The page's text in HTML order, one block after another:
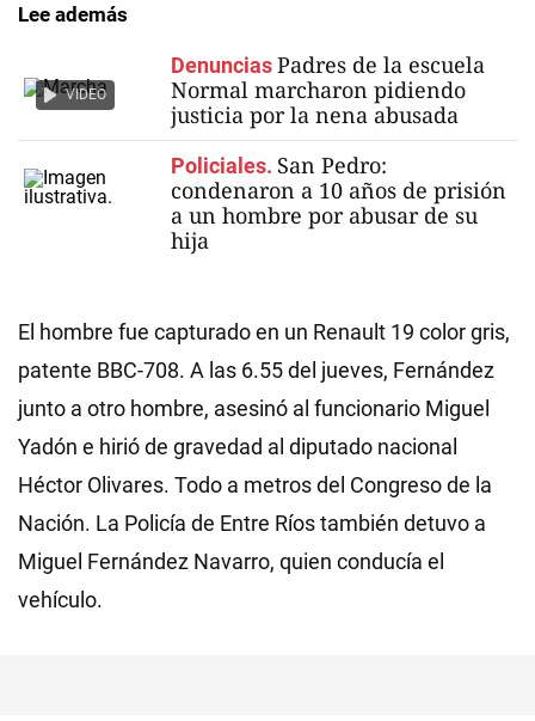
Lee además
VIDEO
DenunciasPadres de la escuela
Normal marcharon pidiendo
justicia por la nena abusada
Policiales. San Pedro:
condenaron a 10 años de prisión
a un hombre por abusar de su
hija
El hombre fue capturado en un Renault 19 color gris,
patente BBC-708. A las 6.55 del jueves, Fernández
junto a otro hombre, asesinó al funcionario Miguel
Yadón e hirió de gravedad al diputado nacional
Héctor Olivares. Todo a metros del Congreso de la
Nación. La Policía de Entre Ríos también detuvo a
Miguel Fernández Navarro, quien conducía el
vehículo.